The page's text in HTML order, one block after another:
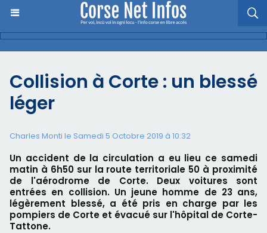
Collision à Corte : un blessé
léger
Charles Monti le Samedi 5 Octobre 2019 à 10:32
Un accident de la circulation a eu lieu ce samedi
matin à 6h50 sur la route territoriale 50 à proximité
de l'aérodrome de Corte. Deux voitures sont
entrées en collision. Un jeune homme de 23 ans,
légèrement blessé, a été pris en charge par les
pompiers de Corte et évacué sur l'hôpital de Corte-
Tattone.